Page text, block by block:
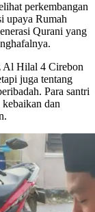
perkembangan
upaya Rumah
Qurani yang
Al Hilal 4 Cirebon
juga tentang
Para santri
dan